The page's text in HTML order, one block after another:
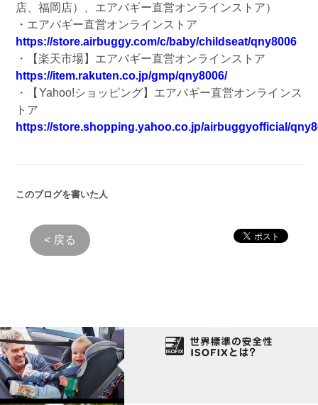
店、福岡店）、エアバギー直営オンラインストア）
・エアバギー直営オンラインストア
https://store.airbuggy.com/c/baby/childseat/qny8006
・【楽天市場】エアバギー直営オンラインストア
https://item.rakuten.co.jp/gmp/qny8006/
・【Yahoo!ショッピング】エアバギー直営オンラインス
トア
https://store.shopping.yahoo.co.jp/airbuggyofficial/
このブログを書いた人
< 戻る